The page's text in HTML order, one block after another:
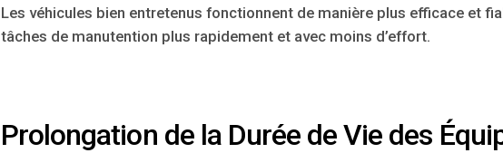
Les véhicules bien entretenus fonctionnent de manière plus efficace et
tâches de manutention plus rapidement et avec moins d’effort.
Prolongation de la Durée de Vie des